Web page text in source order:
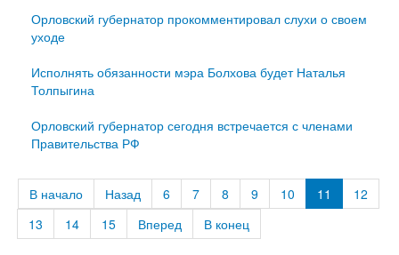
Орловский губернатор прокомментировал слухи о своем
уходе
Исполнять обязанности мэра Болхова будет Наталья
Толпыгина
Орловский губернатор сегодня встречается с членами
Правительства РФ
В начало Назад 6 7 8 9 10 11
12
13
14 15 Вперед В конец